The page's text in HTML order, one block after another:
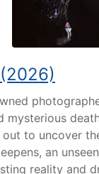
mysterious
out to uncover
an
reality and